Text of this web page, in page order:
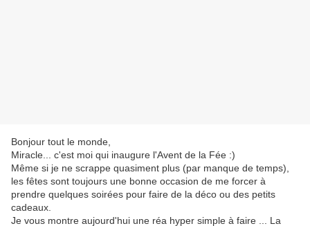
Bonjour tout le monde,
Miracle... c'est moi qui inaugure l'Avent de la Fée :)
Même si je ne scrappe quasiment plus (par manque de temps),
les fêtes sont toujours une bonne occasion de me forcer à
prendre quelques soirées pour faire de la déco ou des petits
cadeaux.
Je vous montre aujourd'hui une réa hyper simple à faire ... La